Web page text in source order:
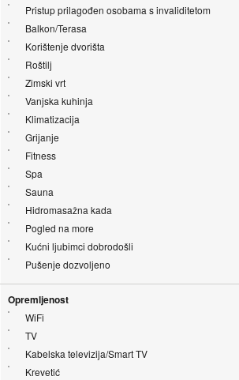
Pristup prilagođen osobama s invaliditetom
Balkon/Terasa
Korištenje dvorišta
Roštilj
Zimski vrt
Vanjska kuhinja
Klimatizacija
Grijanje
Fitness
Spa
Sauna
Hidromasažna kada
Pogled na more
Kućni ljubimci dobrodošli
Pušenje dozvoljeno
Opremljenost
WiFi
TV
Kabelska televizija/Smart TV
Krevetić